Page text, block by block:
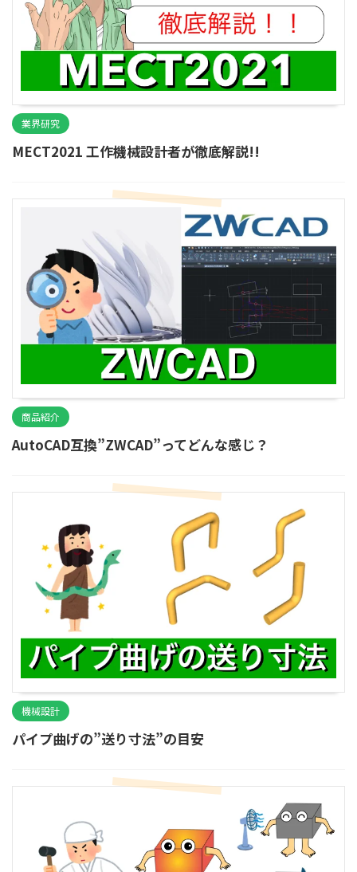
業界研究
MECT2021 工作機械設計者が徹底解説!!
商品紹介
AutoCAD互換”ZWCAD”ってどんな感じ？
機械設計
パイプ曲げの”送り寸法”の目安